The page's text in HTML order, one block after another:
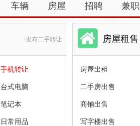
车辆 房屋 招聘 兼职
+发布二手转让
手机转让
台式电脑
笔记本
日常用品
房屋租售
房屋出租
二手房出售
商铺出售
写字楼出售